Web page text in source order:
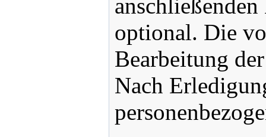
optional. Die
Bearbeitung
Nach